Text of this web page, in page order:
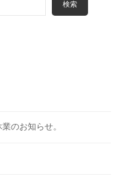
検索
のお知らせ。